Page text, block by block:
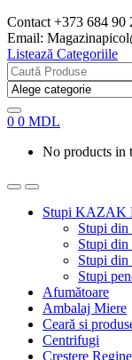
Contact +373 684 90
Email:
Listează Categoriile
Search
for:
0 0 MDL
No products in
Stupi KAZAK
Stupi
Stupi
Stupi
Stupi
Afumătoare
Ambalaj Miere
Ceară si
Centrifugi
Creștere Regine